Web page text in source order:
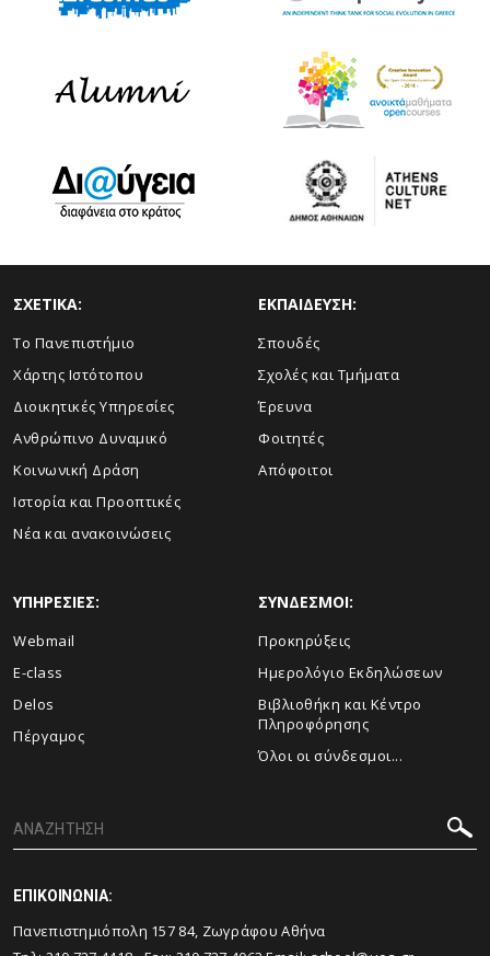
ΣΧΕΤΙΚΑ:
Το Πανεπιστήμιο
Χάρτης Ιστότοπου
Διοικητικές Υπηρεσίες
Ανθρώπινο Δυναμικό
Κοινωνική Δράση
Ιστορία και Προοπτικές
Νέα και ανακοινώσεις
ΕΚΠΑΙΔΕΥΣΗ:
Σπουδές
Σχολές και Τμήματα
Έρευνα
Φοιτητές
Απόφοιτοι
ΥΠΗΡΕΣΙΕΣ:
Webmail
E-class
Delos
Πέργαμος
ΣΥΝΔΕΣΜΟΙ:
Προκηρύξεις
Ημερολόγιο Εκδηλώσεων
Βιβλιοθήκη και Κέντρο
Πληροφόρησης
Όλοι οι σύνδεσμοι...
ΕΠΙΚΟΙΝΩΝΙΑ:
Πανεπιστημιόπολη 157 84, Ζωγράφου Αθήνα